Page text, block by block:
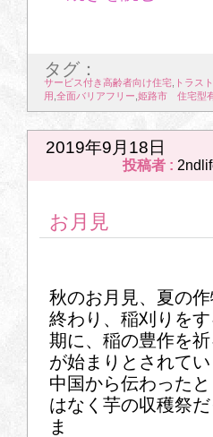
タグ：
サービス付き高齢者向け住宅 トラス
用 全面バリアフリー 姫路市 住宅型
2019年9月18日
投稿者 :
お月見
秋のお月見、夏の
終わり、稲刈りを
期に、稲の豊作を
が始まりとされて
中国から伝わった
はなく芋の収穫祭
ま